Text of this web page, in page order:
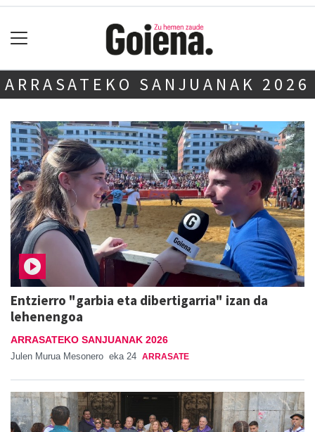
ARRASATEKO SANJUANAK 2026
Entzierro "garbia eta dibertigarria" izan da
lehenengoa
ARRASATEKO SANJUANAK 2026
Julen Murua Mesonero eka 24 ARRASATE